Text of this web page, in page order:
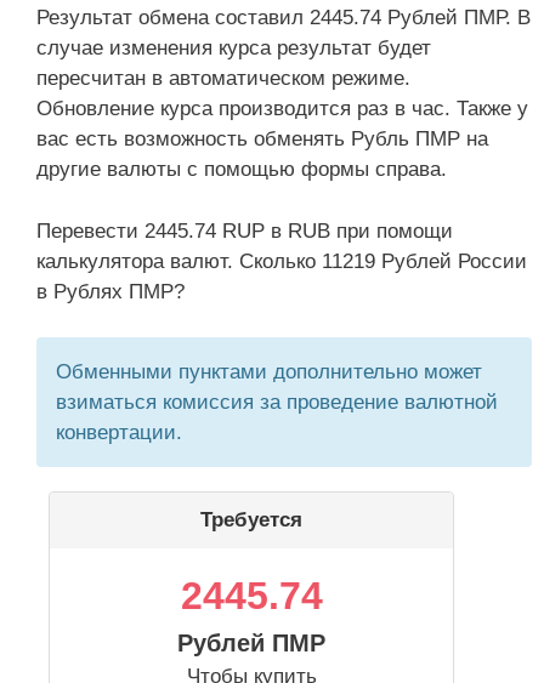
Результат обмена составил 2445.74 Рублей ПМР. В
случае изменения курса результат будет
пересчитан в автоматическом режиме.
Обновление курса производится раз в час. Также у
вас есть возможность обменять Рубль ПМР на
другие валюты с помощью формы справа.
Перевести 2445.74 RUP в RUB при помощи
калькулятора валют. Сколько 11219 Рублей России
в Рублях ПМР?
Обменными пунктами дополнительно может
взиматься комиссия за проведение валютной
конвертации.
Требуется
2445.74
Рублей ПМР
Чтобы купить